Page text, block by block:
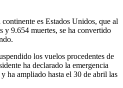
es Estados Unidos, que al
y 9.654 muertes, se ha convertido
los vuelos procedentes de
ha declarado la emergencia
ha ampliado hasta el 30 de abril las